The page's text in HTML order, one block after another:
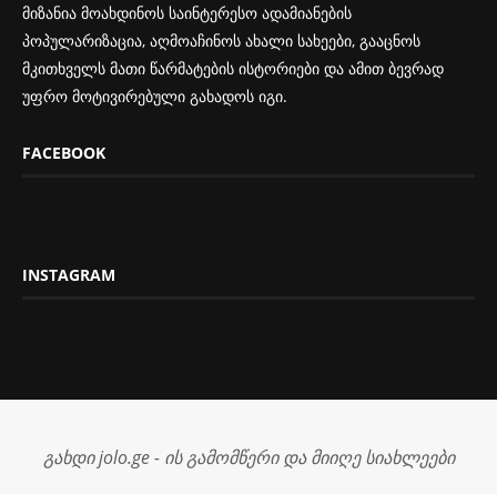
მიზანია მოახდინოს საინტერესო ადამიანების
პოპულარიზაცია, აღმოაჩინოს ახალი სახეები, გააცნოს
მკითხველს მათი წარმატების ისტორიები და ამით ბევრად
უფრო მოტივირებული გახადოს იგი.
FACEBOOK
INSTAGRAM
გახდი jolo.ge - ის გამომწერი და მიიღე სიახლეები